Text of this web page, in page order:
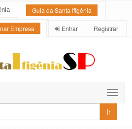
Guia da Santa Ifigênia
Empresa Entrar Registrar
Ir